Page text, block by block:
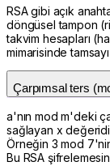
RSA gibi açık
döngüsel tampon
takvim hesapları
mimarisinde
Çarpımsal ters
a'nın mod m'deki
sağlayan x
Örneğin 3 mod
Bu RSA